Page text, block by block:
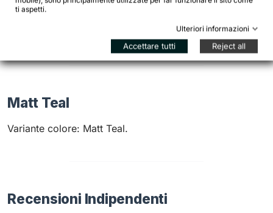
Matt Teal
Variante colore: Matt Teal.
Recensioni Indipendenti
ti aspetti.
Ulteriori informazioni
Accettare tutti Reject all